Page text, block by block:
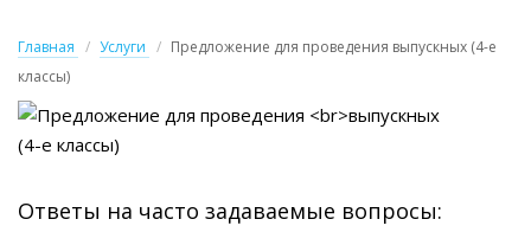
Главная Услуги
Предложение для проведения выпускных (4-е
классы)
Ответы на часто задаваемые вопросы: